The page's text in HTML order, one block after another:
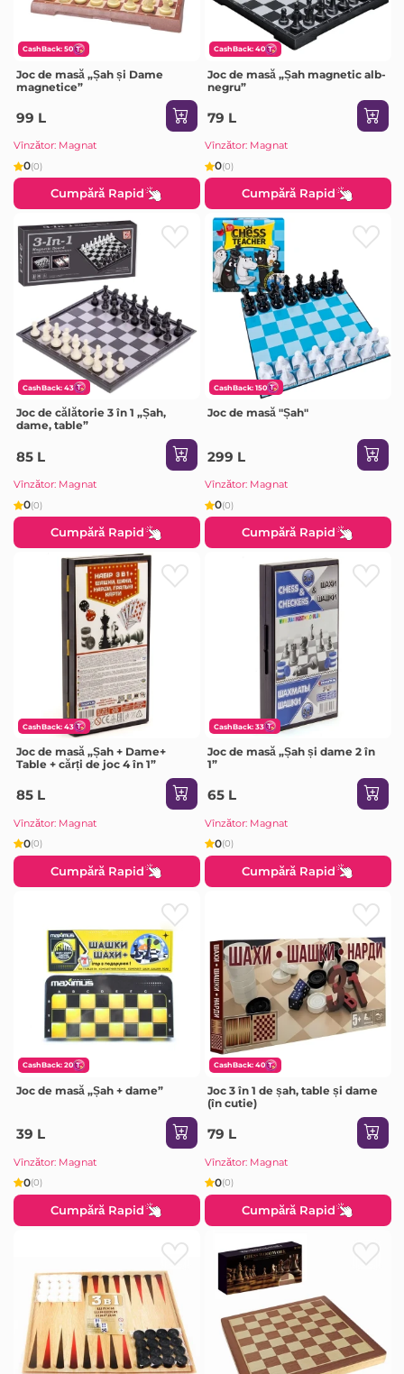
CashBack: 50
Joc de masă „Șah și Dame
magnetice”
99 L
Vînzător: Magnat
0(0)
Cumpără Rapid
CashBack: 40
Joc de masă „Șah magnetic alb-
negru”
79 L
Vînzător: Magnat
0(0)
Cumpără Rapid
CashBack: 43
Joc de călătorie 3 în 1 „Șah,
dame, table”
85 L
Vînzător: Magnat
0(0)
Cumpără Rapid
CashBack: 150
Joc de masă "Șah"
299 L
Vînzător: Magnat
0(0)
Cumpără Rapid
CashBack: 43
Joc de masă „Șah + Dame+
Table + cărți de joc 4 în 1”
85 L
Vînzător: Magnat
0(0)
Cumpără Rapid
CashBack: 33
Joc de masă „Șah și dame 2 în
1”
65 L
Vînzător: Magnat
0(0)
Cumpără Rapid
CashBack: 20
Joc de masă „Șah + dame”
39 L
Vînzător: Magnat
0(0)
Cumpără Rapid
CashBack: 40
Joc 3 în 1 de șah, table și dame
(în cutie)
79 L
Vînzător: Magnat
0(0)
Cumpără Rapid